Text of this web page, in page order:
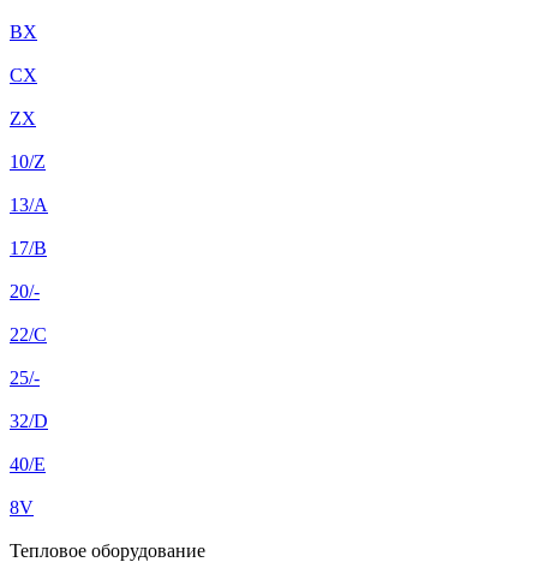
BX
CX
ZX
10/Z
13/A
17/B
20/-
22/C
25/-
32/D
40/E
8V
Тепловое оборудование